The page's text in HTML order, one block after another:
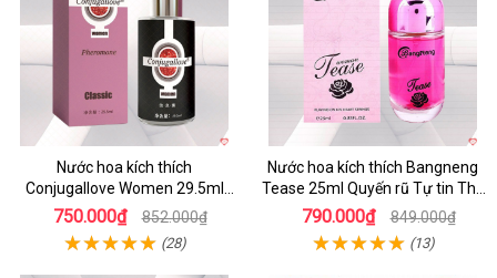
Nước hoa kích thích
Conjugallove Women 29.5ml
tăng ham muốn phấn khích
750.000₫ 852.000₫
(28)
Nước hoa kích thích Bangneng
Tease 25ml Quyến rũ Tự tin Thu
hút
790.000₫ 849.000₫
(13)